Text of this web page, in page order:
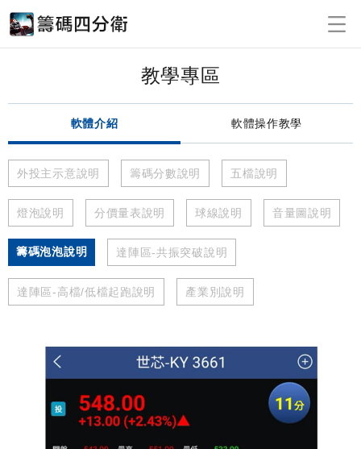
教學專區
軟體介紹 軟體操作教學
外投主示意說明 籌碼分數說明 五檔說明
燈泡說明 分價量表說明 球線說明 音量圖說明
籌碼泡泡說明 達陣區-共振突破說明
達陣區-高檔/低檔起跑說明 產業別說明